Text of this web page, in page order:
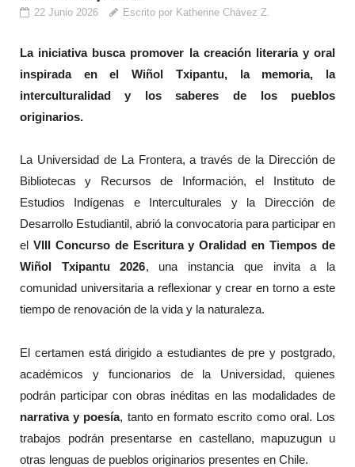
22 Junio 2026 Escrito por Katherine Chávez Z.
La iniciativa busca promover la creación literaria y oral
inspirada en el Wiñol Txipantu, la memoria, la
interculturalidad y los saberes de los pueblos
originarios.
La Universidad de La Frontera, a través de la Dirección de
Bibliotecas y Recursos de Información, el Instituto de
Estudios Indígenas e Interculturales y la Dirección de
Desarrollo Estudiantil, abrió la convocatoria para participar en
el VIII Concurso de Escritura y Oralidad en Tiempos de
Wiñol Txipantu 2026, una instancia que invita a la
comunidad universitaria a reflexionar y crear en torno a este
tiempo de renovación de la vida y la naturaleza.
El certamen está dirigido a estudiantes de pre y postgrado,
académicos y funcionarios de la Universidad, quienes
podrán participar con obras inéditas en las modalidades de
narrativa y poesía, tanto en formato escrito como oral. Los
trabajos podrán presentarse en castellano, mapuzugun u
otras lenguas de pueblos originarios presentes en Chile.